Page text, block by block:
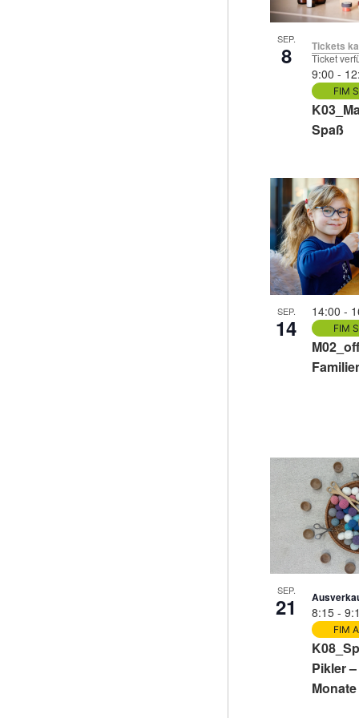
SEP.
8
Spaß
9:00 -
FIM
Tickets
Ticket
SEP.
14
14:00 -
FIM
SEP.
21
Pikler
Monate
8:15 -
FIM